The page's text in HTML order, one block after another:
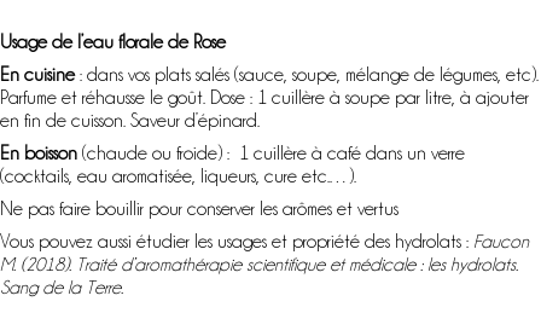
Usage de l’eau florale de Rose
En cuisine: dans vos plats salés (sauce, soupe, mélange de légumes, etc).
Parfume et réhausse le goût. Dose : 1 cuillère à soupe par litre, à ajouter
en fin de cuisson. Saveur d’épinard.
En boisson (chaude ou froide) : 1 cuillère à café dans un verre
(cocktails, eau aromatisée, liqueurs, cure etc.…).
Ne pas faire bouillir pour conserver les arômes et vertus
Vous pouvez aussi étudier les usages et propriété des hydrolats : Faucon
M. (2018). Traité d’aromathérapie scientifique et médicale : les hydrolats.
Sang de la Terre.